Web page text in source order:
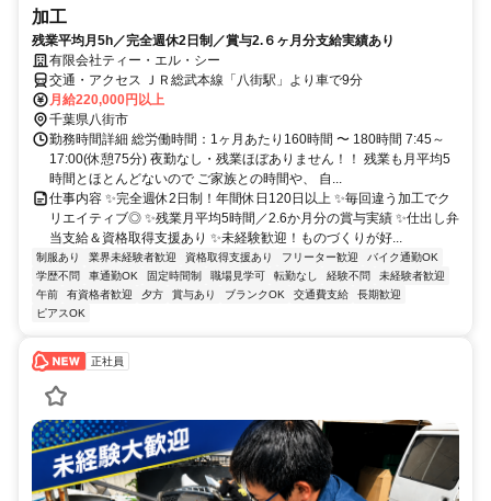
加工
残業平均月5h／完全週休2日制／賞与2.６ヶ月分支給実績あり
有限会社ティー・エル・シー
交通・アクセス ＪＲ総武本線「八街駅」より車で9分
月給220,000円以上
千葉県八街市
勤務時間詳細 総労働時間：1ヶ月あたり160時間 〜 180時間 7:45～
17:00(休憩75分) 夜勤なし・残業ほぼありません！！ 残業も月平均5
時間とほとんどないので ご家族との時間や、 自...
仕事内容 ✨完全週休2日制！年間休日120日以上 ✨毎回違う加工でク
リエイティブ◎ ✨残業月平均5時間／2.6か月分の賞与実績 ✨仕出し弁
当支給＆資格取得支援あり ✨未経験歓迎！ものづくりが好...
制服あり 業界未経験者歓迎 資格取得支援あり フリーター歓迎
バイク通勤OK
学歴不問
車通勤OK 固定時間制 職場見学可 転勤なし 経験不問
未経験者歓迎
午前
有資格者歓迎 夕方 賞与あり ブランクOK 交通費支給
長期歓迎
ピアスOK
正社員